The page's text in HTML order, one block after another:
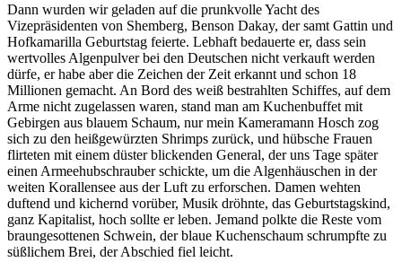
Dann wurden wir geladen auf die prunkvolle Yacht des
Vizepräsidenten von Shemberg, Benson Dakay, der samt Gattin und
Hofkamarilla Geburtstag feierte. Lebhaft bedauerte er, dass sein
wertvolles Algenpulver bei den Deutschen nicht verkauft werden
dürfe, er habe aber die Zeichen der Zeit erkannt und schon 18
Millionen gemacht. An Bord des weiß bestrahlten Schiffes, auf dem
Arme nicht zugelassen waren, stand man am Kuchenbuffet mit
Gebirgen aus blauem Schaum, nur mein Kameramann Hosch zog
sich zu den heißgewürzten Shrimps zurück, und hübsche Frauen
flirteten mit einem düster blickenden General, der uns Tage später
einen Armeehubschrauber schickte, um die Algenhäuschen in der
weiten Korallensee aus der Luft zu erforschen. Damen wehten
duftend und kichernd vorüber, Musik dröhnte, das Geburtstagskind,
ganz Kapitalist, hoch sollte er leben. Jemand polkte die Reste vom
braungesottenen Schwein, der blaue Kuchenschaum schrumpfte zu
süßlichem Brei, der Abschied fiel leicht.